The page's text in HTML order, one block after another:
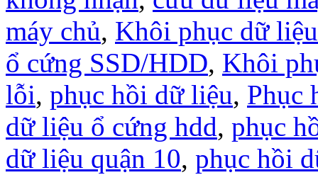
máy chủ, Khôi phục dữ
ổ cứng SSD/HDD, Khôi
lỗi, phục hồi dữ liệu, Phục
dữ liệu ổ cứng hdd, phục
dữ liệu quận 10, phục hồi